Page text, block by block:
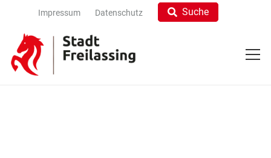
Impressum Datenschutz Suche